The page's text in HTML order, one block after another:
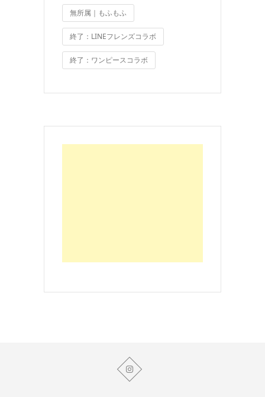
無所属｜もふもふ
終了：LINEフレンズコラボ
終了：ワンピースコラボ